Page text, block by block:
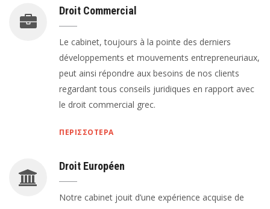
Droit Commercial
Le cabinet, toujours à la pointe des derniers
développements et mouvements entrepreneuriaux,
peut ainsi répondre aux besoins de nos clients
regardant tous conseils juridiques en rapport avec
le droit commercial grec.
ΠΕΡΙΣΣΟΤΕΡΑ
Droit Européen
Notre cabinet jouit d’une expérience acquise de